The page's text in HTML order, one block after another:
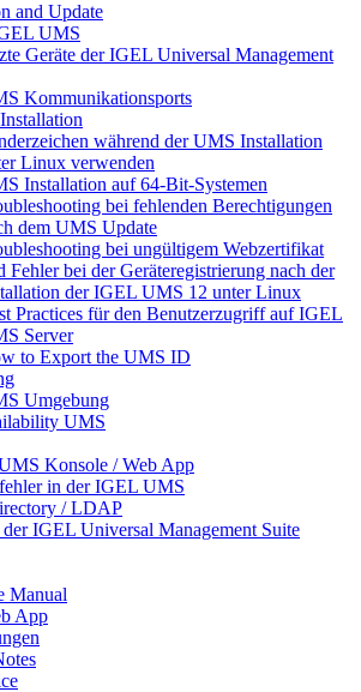
and Update
UMS
Geräte der IGEL Universal Management
Kommunikationsports
während der UMS Installation
Linux verwenden
Installation auf 64-Bit-Systemen
bei fehlenden Berechtigungen
dem UMS Update
bei ungültigem Webzertifikat
Fehler bei der Geräteregistrierung nach der
der IGEL UMS 12 unter Linux
Practices für den Benutzerzugriff auf IGEL
Server
to Export the UMS ID
Umgebung
UMS
Konsole / Web App
in der IGEL UMS
/ LDAP
IGEL Universal Management Suite
Manual
App